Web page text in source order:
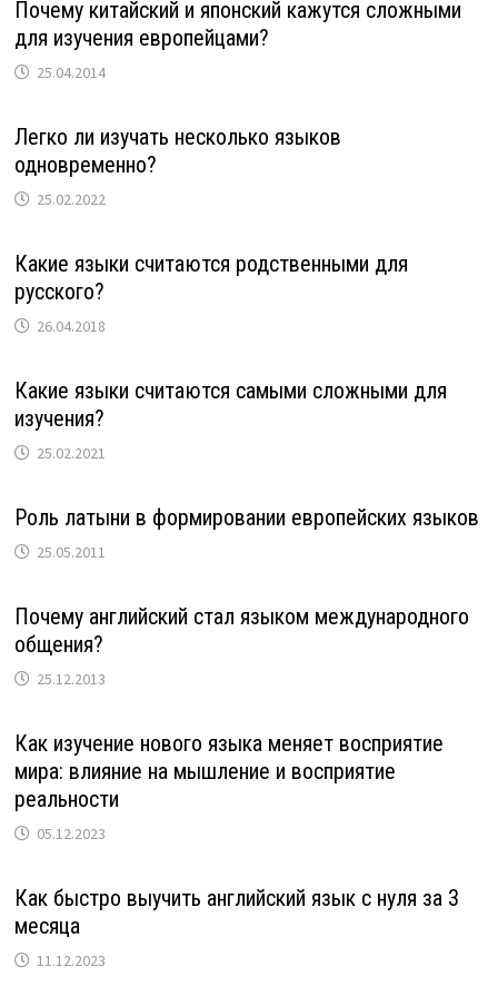
Почему китайский и японский кажутся сложными
для изучения европейцами?
25.04.2014
Легко ли изучать несколько языков
одновременно?
25.02.2022
Какие языки считаются родственными для
русского?
26.04.2018
Какие языки считаются самыми сложными для
изучения?
25.02.2021
Роль латыни в формировании европейских языков
25.05.2011
Почему английский стал языком международного
общения?
25.12.2013
Как изучение нового языка меняет восприятие
мира: влияние на мышление и восприятие
реальности
05.12.2023
Как быстро выучить английский язык с нуля за 3
месяца
11.12.2023